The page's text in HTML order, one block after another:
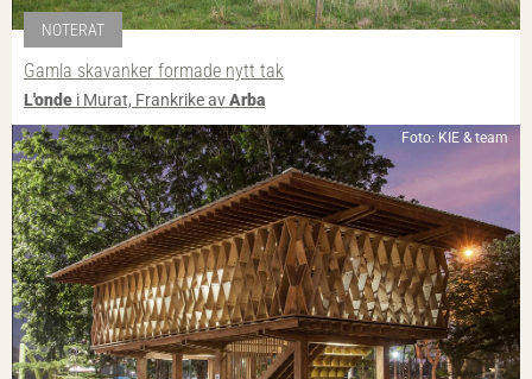
NOTERAT
Gamla skavanker formade nytt tak
L'onde i Murat, Frankrike avArba
Foto: KIE & team